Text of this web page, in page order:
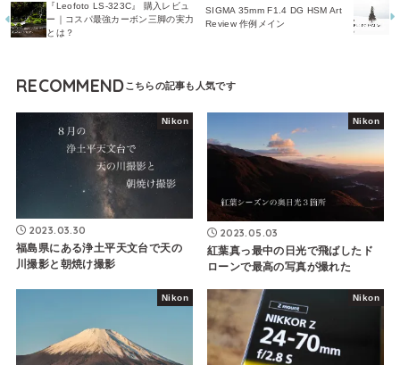
『Leofoto LS-323C』 購入レビュ
ー｜コスパ最強カーボン三脚の実力
とは？
SIGMA 35mm F1.4 DG HSM Art
Review 作例メイン
RECOMMEND
Nikon
2023.03.30
福島県にある浄土平天文台で天の
川撮影と朝焼け撮影
Nikon
2023.05.03
紅葉真っ最中の日光で飛ばしたド
ローンで最高の写真が撮れた
Nikon Nikon